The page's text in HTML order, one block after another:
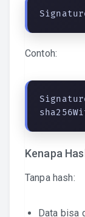
Contoh:
Kenapa
Tanpa hash:
Data bisa